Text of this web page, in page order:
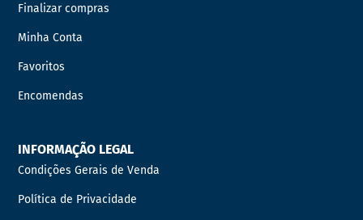
Finalizar compras
Minha Conta
Favoritos
Encomendas
INFORMAÇÃO LEGAL
Condições Gerais de Venda
Política de Privacidade